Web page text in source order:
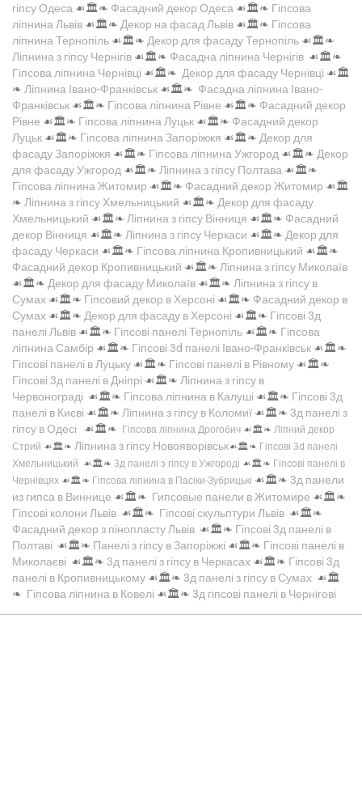
гіпсу Одеса ☙🏛️❧ Фасадний декор Одеса ☙🏛️❧ Гіпсова
ліпнина Львів ☙🏛️❧ Декор на фасад Львів ☙🏛️❧ Гіпсова
ліпнина Тернопіль ☙🏛️❧ Декор для фасаду Тернопіль ☙🏛️❧
Ліпнина з гіпсу Чернігів ☙🏛️❧ Фасадна ліпнина Чернігів ☙🏛️❧
Гіпсова ліпнина Чернівці ☙🏛️❧ Декор для фасаду Чернівці ☙🏛️
❧ Ліпнина Івано-Франківськ ☙🏛️❧ Фасадна ліпнина Івано-
Франківськ ☙🏛️❧ Гіпсова ліпнина Рівне ☙🏛️❧ Фасадний декор
Рівне ☙🏛️❧ Гіпсова ліпнина Луцьк ☙🏛️❧ Фасадний декор
Луцьк ☙🏛️❧ Гіпсова ліпнина Запоріжжя ☙🏛️❧ Декор для
фасаду Запоріжжя ☙🏛️❧ Гіпсова ліпнина Ужгород ☙🏛️❧ Декор
для фасаду Ужгород ☙🏛️❧ Ліпнина з гіпсу Полтава ☙🏛️❧
Гіпсова ліпнина Житомир ☙🏛️❧ Фасадний декор Житомир ☙🏛️
❧ Ліпнина з гіпсу Хмельницький ☙🏛️❧ Декор для фасаду
Хмельницький ☙🏛️❧ Ліпнина з гіпсу Вінниця ☙🏛️❧ Фасадний
декор Вінниця ☙🏛️❧ Ліпнина з гіпсу Черкаси ☙🏛️❧ Декор для
фасаду Черкаси ☙🏛️❧ Гіпсова ліпнина Кропивницький ☙🏛️❧
Фасадний декор Кропивницький ☙🏛️❧ Ліпнина з гіпсу Миколаїв
☙🏛️❧ Декор для фасаду Миколаїв ☙🏛️❧ Ліпнина з гіпсу в
Сумах ☙🏛️❧ Гіпсовий декор в Херсоні ☙🏛️❧ Фасадний декор в
Сумах ☙🏛️❧ Декор для фасаду в Херсоні ☙🏛️❧ Гіпсові 3д
панелі Львів ☙🏛️❧ Гіпсові панелі Тернопіль ☙🏛️❧ Гіпсова
ліпнина Самбір ☙🏛️❧ Гіпсові 3d панелі Івано-Франківськ ☙🏛️❧
Гіпсові панелі в Луцьку ☙🏛️❧ Гіпсові панелі в Рівному ☙🏛️❧
Гіпсові 3д панелі в Дніпрі ☙🏛️❧ Ліпнина з гіпсу в
Червонограді ☙🏛️❧ Гіпсова ліпнина в Калуші ☙🏛️❧ Гіпсові 3д
панелі в Києві ☙🏛️❧ Ліпнина з гіпсу в Коломиї ☙🏛️❧ 3д панелі з
гіпсу в Одесі ☙🏛️❧ Гіпсова ліпнина Дрогобич ☙🏛️❧ Ліпний декор
Стрий ☙🏛️❧ Ліпнина з гіпсу Новояворівськ☙🏛️❧ Гіпсові 3d панелі
Хмельницький ☙🏛️❧ 3д панелі з гіпсу в Ужгороді ☙🏛️❧ Гіпсові панелі в
Чернівцях ☙🏛️❧ Гіпсова ліпнина в Пасіки-Зубрицькі ☙🏛️❧ 3д панели
из гипса в Виннице ☙🏛️❧ Гипсовые панели в Житомире ☙🏛️❧
Гіпсові колони Львів ☙🏛️❧ Гіпсові скульптури Львів ☙🏛️❧
Фасадний декор з пінопласту Львів ☙🏛️❧ Гіпсові 3д панелі в
Полтаві ☙🏛️❧ Панелі з гіпсу в Запоріжжі ☙🏛️❧ Гіпсові панелі в
Миколаєві ☙🏛️❧ 3д панелі з гіпсу в Черкасах ☙🏛️❧ Гіпсові 3д
панелі в Кропивницькому ☙🏛️❧ 3д панелі з гіпсу в Сумах ☙🏛️
❧ Гіпсова ліпнина в Ковелі ☙🏛️❧ 3д гіпсові панелі в Чернігові